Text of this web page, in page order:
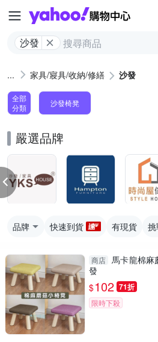
沙發
家具/寢具/收納/修繕 沙發
全部
分類
沙發椅凳
嚴選品牌
品牌 快速到貨 有現貨
商店 馬卡龍棉麻
發
$102 71折
限時下殺